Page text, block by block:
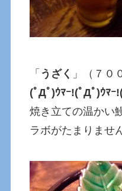
「 うざく 」（７０
(ﾟДﾟ)ｳﾏｰ!(ﾟДﾟ)ｳﾏｰ
焼き立ての温かい
ラボがたまりませ